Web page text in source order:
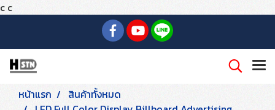
c c
หน้าแรก
สินค้าทั้งหมด